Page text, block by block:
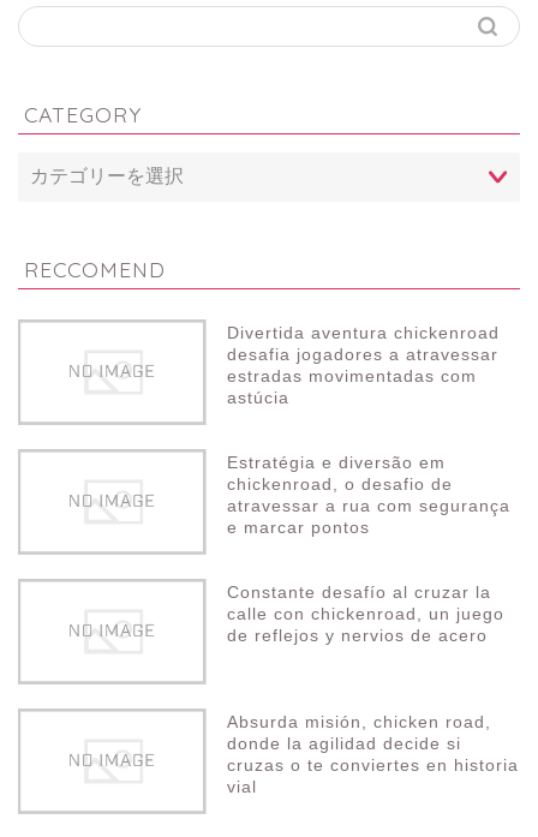
CATEGORY
RECCOMEND
Divertida aventura chickenroad
desafia jogadores a atravessar
estradas movimentadas com
astúcia
Estratégia e diversão em
chickenroad, o desafio de
atravessar a rua com segurança
e marcar pontos
Constante desafío al cruzar la
calle con chickenroad, un juego
de reflejos y nervios de acero
Absurda misión, chicken road,
donde la agilidad decide si
cruzas o te conviertes en historia
vial